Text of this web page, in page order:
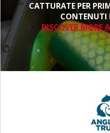
CATTURATE PER
CONTENUTI
DISCOVER MORE